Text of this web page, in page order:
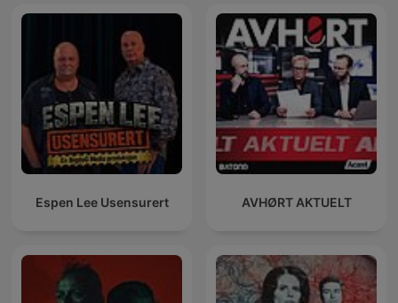
Espen Lee Usensurert AVHØRT AKTUELT